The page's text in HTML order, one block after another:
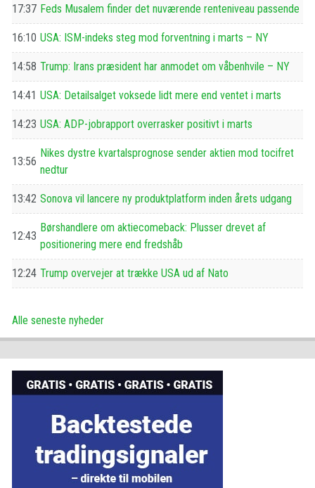
17:37 Feds Musalem finder det nuværende renteniveau passende
16:10 USA: ISM-indeks steg mod forventning i marts – NY
14:58 Trump: Irans præsident har anmodet om våbenhvile – NY
14:41 USA: Detailsalget voksede lidt mere end ventet i marts
14:23 USA: ADP-jobrapport overrasker positivt i marts
13:56
Nikes dystre kvartalsprognose sender aktien mod tocifret
nedtur
13:42 Sonova vil lancere ny produktplatform inden årets udgang
12:43
Børshandlere om aktiecomeback: Plusser drevet af
positionering mere end fredshåb
12:24 Trump overvejer at trække USA ud af Nato
Alle seneste nyheder